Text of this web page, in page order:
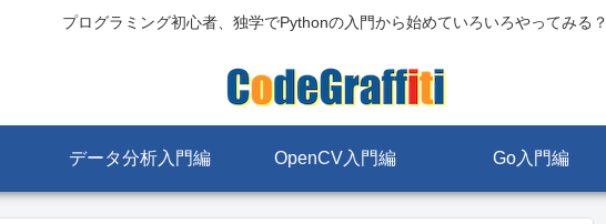
プログラミング初心者、独学でPythonの入門から始めていろいろやってみる？
データ分析入門編 OpenCV入門編 Go入門編